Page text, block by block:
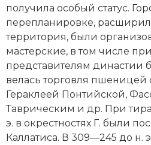
Историческая география
История материальной и
История международных
История, философия,
исторического знания
Итория международных
получила особый статус.
перепланировке,
территория, были
мастерские, в том числе
представителям династии
велась торговля
Гераклеей Понтийской,
Таврическим и др. При
э. в окрестностях Г. были
Каллатиса. В 309—245 до н.